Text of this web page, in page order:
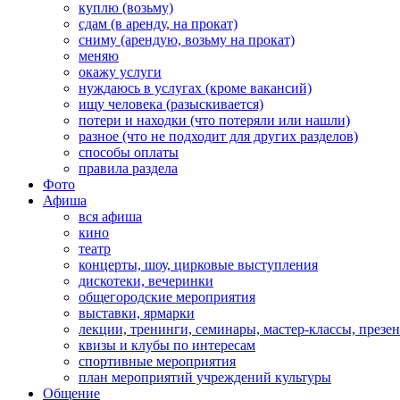
куплю (возьму)
сдам (в аренду, на прокат)
сниму (арендую, возьму на прокат)
меняю
окажу услуги
нуждаюсь в услугах (кроме вакансий)
ищу человека (разыскивается)
потери и находки (что потеряли или нашли)
разное (что не подходит для других разделов)
способы оплаты
правила раздела
Фото
Афиша
вся афиша
кино
театр
концерты, шоу, цирковые выступления
дискотеки, вечеринки
общегородские мероприятия
выставки, ярмарки
лекции, тренинги, семинары, мастер-классы,
квизы и клубы по интересам
спортивные мероприятия
план мероприятий учреждений культуры
Общение